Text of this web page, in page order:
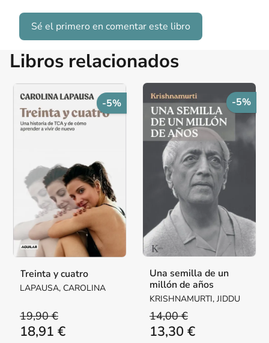
Sé el primero en comentar este libro
Libros relacionados
-5%
Treinta y cuatro
LAPAUSA, CAROLINA
19,90 €
18,91 €
-5%
Una semilla de un
millón de años
KRISHNAMURTI, JIDDU
14,00 €
13,30 €